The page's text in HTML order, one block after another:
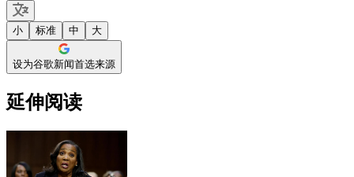
小 标准 中 大
设为谷歌新闻首选来源
延伸阅读